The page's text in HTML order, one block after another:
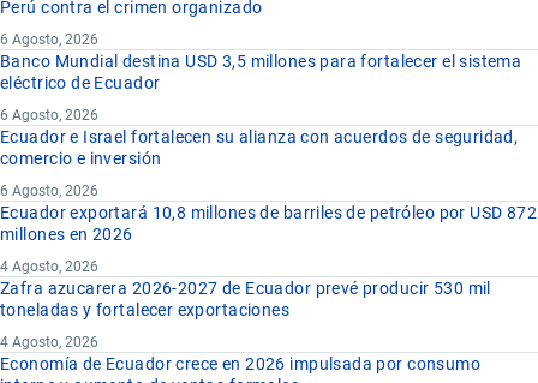
Perú contra el crimen organizado
6 Agosto, 2026
Banco Mundial destina USD 3,5 millones para fortalecer el sistema
eléctrico de Ecuador
6 Agosto, 2026
Ecuador e Israel fortalecen su alianza con acuerdos de seguridad,
comercio e inversión
6 Agosto, 2026
Ecuador exportará 10,8 millones de barriles de petróleo por USD 872
millones en 2026
4 Agosto, 2026
Zafra azucarera 2026-2027 de Ecuador prevé producir 530 mil
toneladas y fortalecer exportaciones
4 Agosto, 2026
Economía de Ecuador crece en 2026 impulsada por consumo